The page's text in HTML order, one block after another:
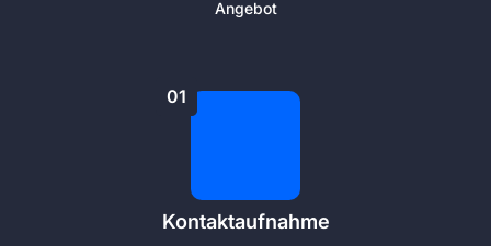
Angebot
01
Kontaktaufnahme